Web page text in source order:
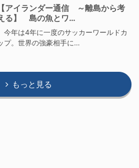
【アイランダー通信 ～離島から考
る】 島の魚とワ…
今年は4年に一度のサッカーワールドカ
プ。世界の強豪相手に…
もっと見る